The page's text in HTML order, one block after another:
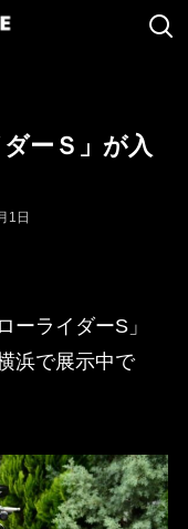
ダーＳ」が入
1日
ーライダーS」
浜で展示中で